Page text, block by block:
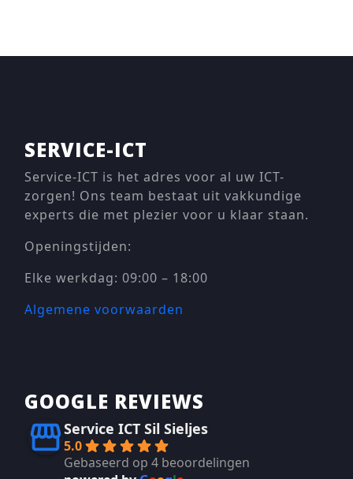
SERVICE-ICT
Service-ICT is het adres voor al uw ICT-
zorgen! Ons team bestaat uit vakkundige
experts die met plezier voor u klaar staan.
Openingstijden:
Elke werkdag: 09:00 – 18:00
Algemene voorwaarden
GOOGLE REVIEWS
Service ICT Sil Sieljes
5.0
Gebaseerd op 4 beoordelingen